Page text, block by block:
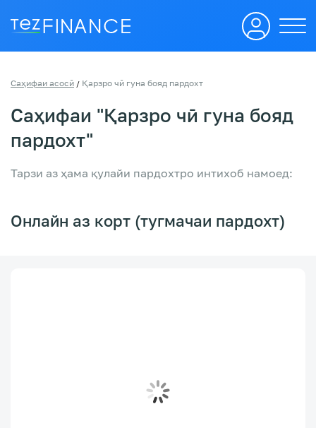
Саҳифаи асосӣ / Қарзро чӣ гуна бояд пардохт
Саҳифаи "Қарзро чӣ гуна бояд
пардохт"
Тарзи аз ҳама қулайи пардохтро интихоб намоед:
Онлайн аз корт (тугмачаи пардохт)